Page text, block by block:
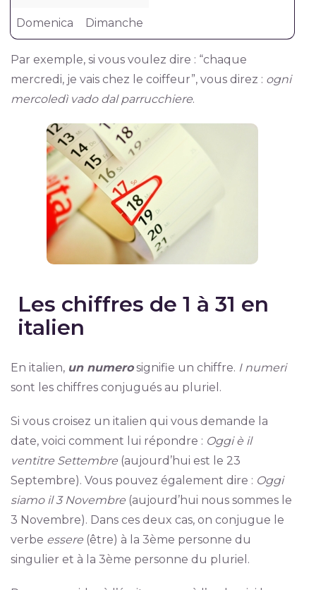
Domenica Dimanche
Par exemple, si vous voulez dire : “chaque
mercredi, je vais chez le coiffeur”, vous direz : ogni
mercoledì vado dal parrucchiere.
Les chiffres de 1 à 31 en
italien
En italien, un numerosignifie un chiffre. I numeri
sont les chiffres conjugués au pluriel.
Si vous croisez un italien qui vous demande la
date, voici comment lui répondre : Oggi è il
ventitre Settembre(aujourd’hui est le 23
Septembre). Vous pouvez également dire : Oggi
siamo il 3 Novembre(aujourd’hui nous sommes le
3 Novembre). Dans ces deux cas, on conjugue le
verbe essere(être) à la 3ème personne du
singulier et à la 3ème personne du pluriel.